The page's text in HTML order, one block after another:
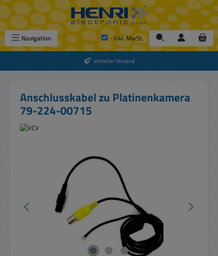
Zum Hauptinhalt springen
Navigation inkl. MwSt.
schneller Versand
Anschlusskabel zu Platinenkamera
79-224-00715
Bildergalerie überspringen